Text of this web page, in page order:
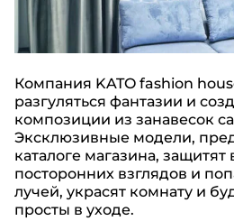
Компания KATO fashion
разгуляться фантазии и
композиции из занавесок
Эксклюзивные модели,
каталоге магазина,
посторонних взглядов и
лучей, украсят комнату и
просты в уходе.